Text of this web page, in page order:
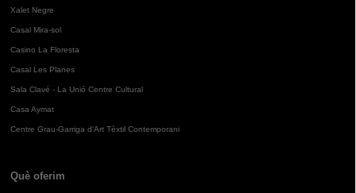
Xalet Negre
Casal Mira-sol
Casino La Floresta
Casal Les Planes
Sala Clavé - La Unió Centre Cultural
Casa Aymat
Centre Grau-Garriga d'Art Tèxtil Contemporani
Què oferim